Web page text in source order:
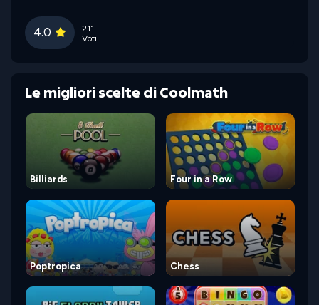
4.0
211
Voti
Le migliori scelte di Coolmath
Billiards Four in a Row
Poptropica Chess